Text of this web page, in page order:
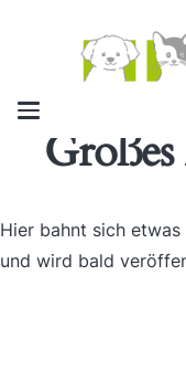
Hier bahnt sich
und wird bald